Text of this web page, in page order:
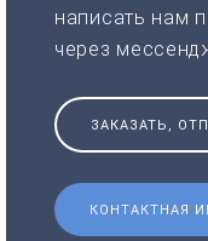
написать нам
через
ЗАКАЗАТЬ,
КОНТАКТНАЯ